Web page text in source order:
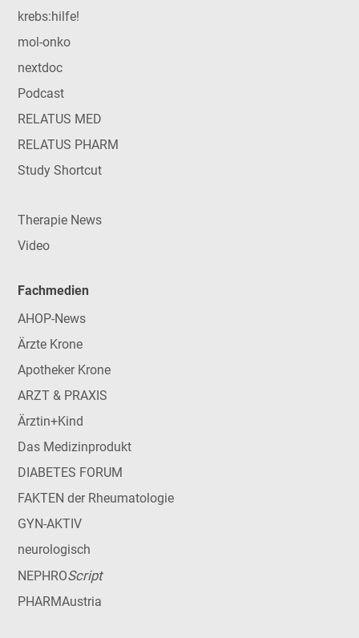
krebs:hilfe!
mol-onko
nextdoc
Podcast
RELATUS MED
RELATUS PHARM
Study Shortcut
Therapie News
Video
Fachmedien
AHOP-News
Ärzte Krone
Apotheker Krone
ARZT & PRAXIS
Ärztin+Kind
Das Medizinprodukt
DIABETES FORUM
FAKTEN der Rheumatologie
GYN-AKTIV
neurologisch
NEPHROScript
PHARMAustria